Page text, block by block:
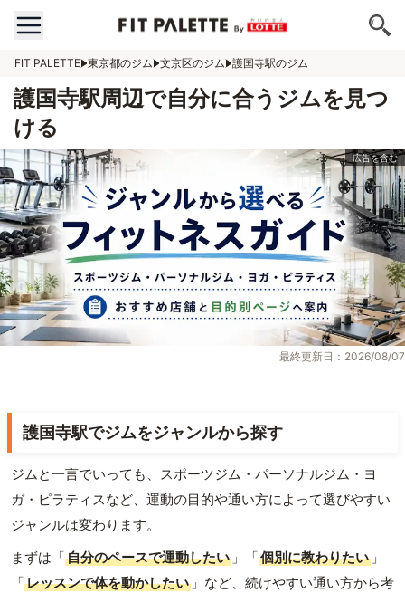
FIT PALETTE 東京都のジム 文京区のジム 護国寺駅のジム
護国寺駅周辺で自分に合うジムを見つ
ける
最終更新日：2026/08/07
護国寺駅でジムをジャンルから探す
ジムと一言でいっても、スポーツジム・パーソナルジム・ヨ
ガ・ピラティスなど、運動の目的や通い方によって選びやすい
ジャンルは変わります。
まずは「自分のペースで運動したい 」「個別に教わりたい 」
「レッスンで体を動かしたい 」など、続けやすい通い方から考